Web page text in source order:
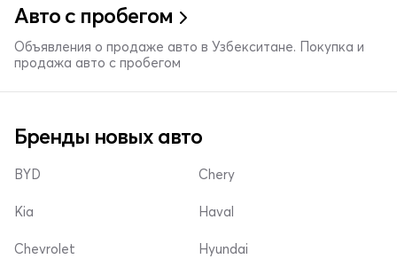
Авто с пробегом
Объявления о продаже авто в Узбекситане. Покупка и
продажа авто с пробегом
Бренды новых авто
BYD
Kia
Chevrolet
Chery
Haval
Hyundai